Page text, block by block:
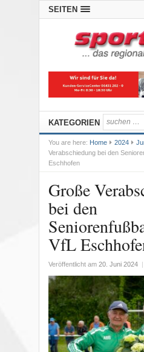
SEITEN
KATEGORIEN
You are here: Home 2024
Verabschiedung bei den
Eschhofen
Große
bei den
VfL
Veröffentlicht am 20. Juni 2024